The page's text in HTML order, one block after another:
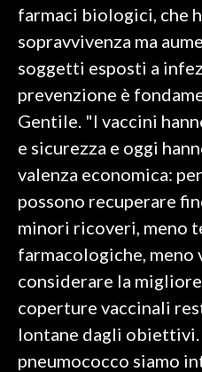
farmaci biologici, che
sopravvivenza ma
soggetti esposti a
prevenzione è
Gentile. "I vaccini
e sicurezza e oggi
valenza economica:
possono recuperare
minori ricoveri, meno
farmacologiche, meno
considerare la
coperture vaccinali
lontane dagli obiettivi.
pneumococco siamo